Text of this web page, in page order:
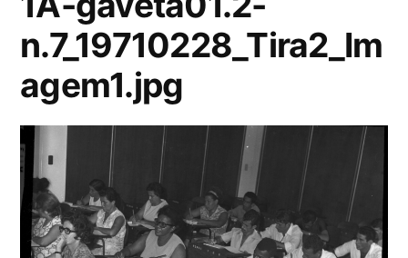
n.7_19710228_Tira2_Im
agem1.jpg